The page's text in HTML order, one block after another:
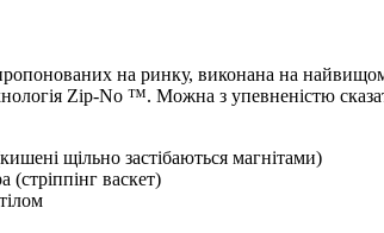
на ринку, виконана на
Zip-No ™. Можна з упевненістю
щільно застібаються магнітами)
(стріппінг васкет)